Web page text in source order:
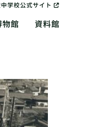
学校公式サイト
物館 資料館